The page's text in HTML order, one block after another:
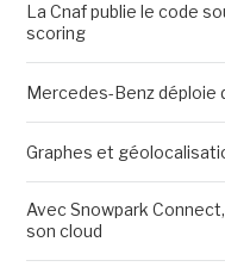
La Cnaf publie le code
scoring
Mercedes-Benz déploie
Graphes et
Avec Snowpark
son cloud